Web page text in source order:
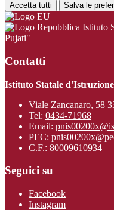
Accetta tutti Salva le
Istituto
Pujati"
Contatti
Istituto Statale
Viale Zancanaro, 58
Tel: 0434-71968
Email:
PEC:
C.F.: 80009610934
Seguici su
Facebook
Instagram